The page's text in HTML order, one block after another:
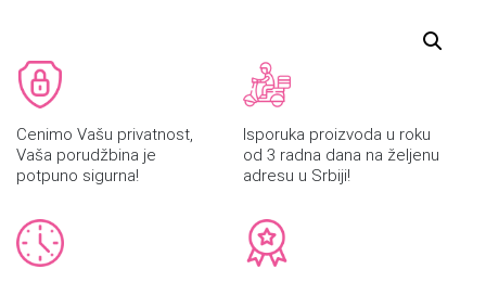
Cenimo Vašu privatnost,
Vaša porudžbina je
potpuno sigurna!
Isporuka proizvoda u roku
od 3 radna dana na željenu
adresu u Srbiji!